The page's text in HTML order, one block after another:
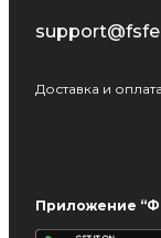
Доставка и оплата
Приложение